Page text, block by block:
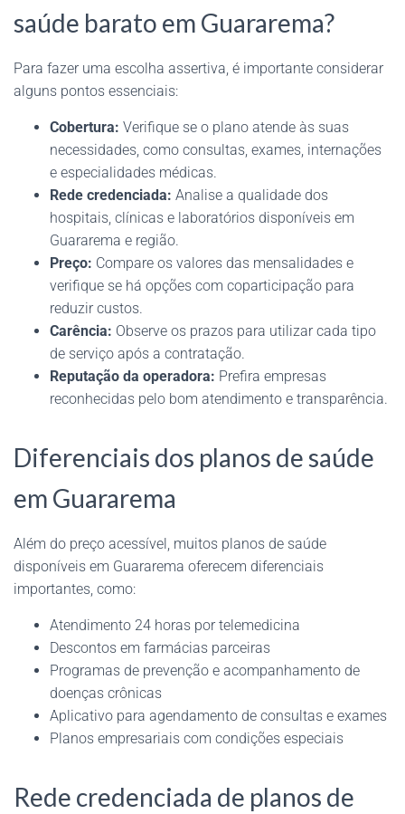
saúde barato em Guararema?
Para fazer uma escolha assertiva, é importante considerar
alguns pontos essenciais:
Cobertura: Verifique se o plano atende às suas
necessidades, como consultas, exames, internações
e especialidades médicas.
Rede credenciada: Analise a qualidade dos
hospitais, clínicas e laboratórios disponíveis em
Guararema e região.
Preço: Compare os valores das mensalidades e
verifique se há opções com coparticipação para
reduzir custos.
Carência: Observe os prazos para utilizar cada tipo
de serviço após a contratação.
Reputação da operadora: Prefira empresas
reconhecidas pelo bom atendimento e transparência.
Diferenciais dos planos de saúde
em Guararema
Além do preço acessível, muitos planos de saúde
disponíveis em Guararema oferecem diferenciais
importantes, como:
Atendimento 24 horas por telemedicina
Descontos em farmácias parceiras
Programas de prevenção e acompanhamento de
doenças crônicas
Aplicativo para agendamento de consultas e exames
Planos empresariais com condições especiais
Rede credenciada de planos de